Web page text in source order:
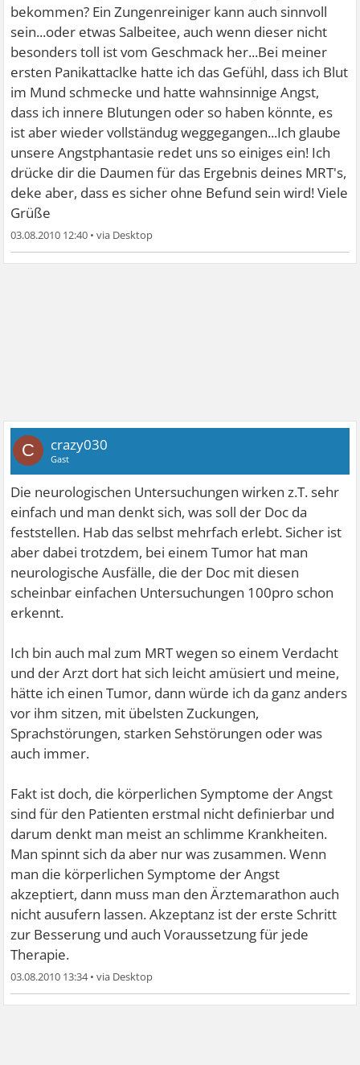
bekommen? Ein Zungenreiniger kann auch sinnvoll
sein...oder etwas Salbeitee, auch wenn dieser nicht
besonders toll ist vom Geschmack her...Bei meiner
ersten Panikattaclke hatte ich das Gefühl, dass ich Blut
im Mund schmecke und hatte wahnsinnige Angst,
dass ich innere Blutungen oder so haben könnte, es
ist aber wieder vollständug weggegangen...Ich glaube
unsere Angstphantasie redet uns so einiges ein! Ich
drücke dir die Daumen für das Ergebnis deines MRT's,
deke aber, dass es sicher ohne Befund sein wird! Viele
Grüße
03.08.2010 12:40 •
C crazy030
Gast
Die neurologischen Untersuchungen wirken z.T. sehr
einfach und man denkt sich, was soll der Doc da
feststellen. Hab das selbst mehrfach erlebt. Sicher ist
aber dabei trotzdem, bei einem Tumor hat man
neurologische Ausfälle, die der Doc mit diesen
scheinbar einfachen Untersuchungen 100pro schon
erkennt.
Ich bin auch mal zum MRT wegen so einem Verdacht
und der Arzt dort hat sich leicht amüsiert und meine,
hätte ich einen Tumor, dann würde ich da ganz anders
vor ihm sitzen, mit übelsten Zuckungen,
Sprachstörungen, starken Sehstörungen oder was
auch immer.
Fakt ist doch, die körperlichen Symptome der Angst
sind für den Patienten erstmal nicht definierbar und
darum denkt man meist an schlimme Krankheiten.
Man spinnt sich da aber nur was zusammen. Wenn
man die körperlichen Symptome der Angst
akzeptiert, dann muss man den Ärztemarathon auch
nicht ausufern lassen. Akzeptanz ist der erste Schritt
zur Besserung und auch Voraussetzung für jede
Therapie.
03.08.2010 13:34•